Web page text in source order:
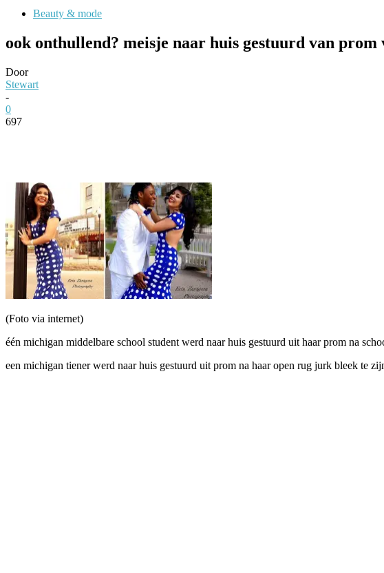
Beauty & mode
ook onthullend? meisje naar huis gestuurd van
Door
Stewart
-
0
697
(Foto via internet)
één michigan middelbare school student werd naar huis gestuurd uit haar prom na
een michigan tiener werd naar huis gestuurd uit prom na haar open rug jurk bleek te